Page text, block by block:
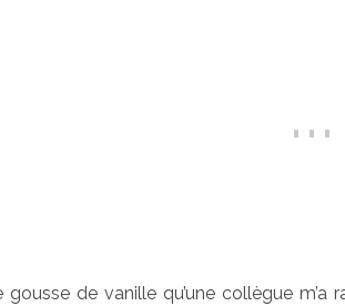
gousse de vanille qu’une collègue